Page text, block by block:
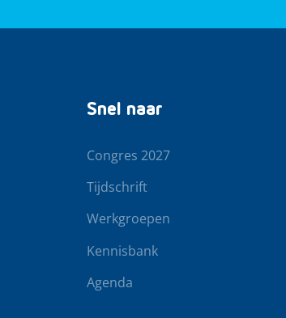
Snel naar
Congres 2027
Tijdschrift
Werkgroepen
Kennisbank
Agenda